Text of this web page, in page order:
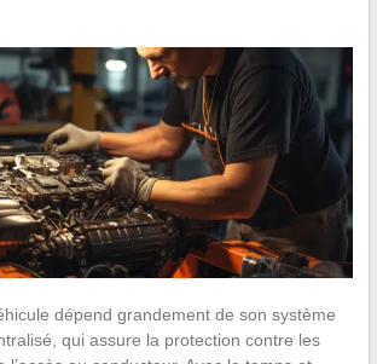
dépend grandement de son système
qui assure la protection contre les